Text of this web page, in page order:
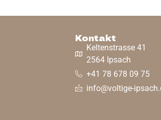
Kontakt
Keltenstrasse 41
2564 Ipsach
+41 78 678 09 75
info@voltige-